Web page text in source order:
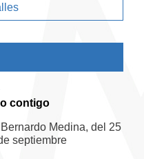
contigo
Medina, del 25
septiembre